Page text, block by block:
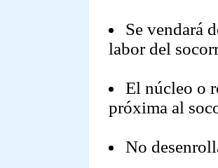
Se vendará
labor del
El núcleo o
próxima al
No